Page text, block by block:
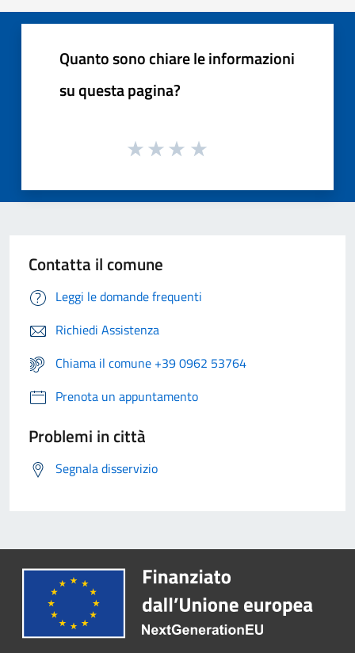
Quanto sono chiare le informazioni
su questa pagina?
Contatta il comune
Leggi le domande frequenti
Richiedi Assistenza
Chiama il comune +39 0962 53764
Prenota un appuntamento
Problemi in città
Segnala disservizio